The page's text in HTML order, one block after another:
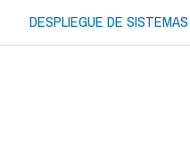
DESPLIEGUE DE SISTEMAS